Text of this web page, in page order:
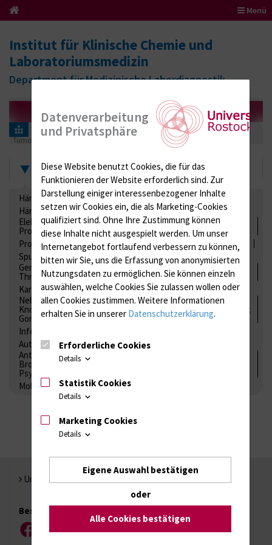
Menü
Institut für Klinische Chemie und
Laboratoriumsmedizin
Department für Medizinische Labordiagnostik
Informationen für Einsender
Ringversuchszertifikate
Tumormarker
292 (Tumormarker)
Zertifikate
Hämatologie / Anämie
Retikulozyten
Hämoglobinelektrophorese
Liquordiagnostik
Elektrolyte, Enzyme, Substrate, Metabolite, Blutalkohol,
Proteine
Proteine
Lipide / Lipoproteine Niere / Harnwege
Stuhl
Spurenelemente
Säuren-Basen-Status
Gerinnung / Gerinnungsaktivierung / Gerinnungsfaktoren /
Thrombozytenfunktion / Antikoagulation
Kardiale Marker
Tumormarker
Interleukine
Nebenniere / Niere; Nebenschilddrüse ( Ca-Stoffwechsel /
Knochen; Hypophyse / Wachstum; Gestroinaltrakt / Vitamine;
Gonaden / Zyklus / Sterilität
Infektionsserologie
Autoimmundiagnostik
Antibiotika, Zystostatika, Immunsuppressiva, Amaleptika,
Bronchospasmolytika, Antiepileptika, Kardiaka,
Psychpharmaka
Molekulare Diagnostik
Universität Rostock
Besuchen Sie uns
FacebookInstagramYouTubeLinkedIn
Xing
Datenverarbeitung
und Privatsphäre
Diese Website benutzt Cookies, die für das
Funktionieren der Website erforderlich sind. Zur
Darstellung einiger interessenbezogener Inhalte
setzen wir Cookies ein, die als Marketing-Cookies
qualifiziert sind. Ohne Ihre Zustimmung können
diese Inhalte nicht ausgespielt werden. Um unser
Internetangebot fortlaufend verbessern zu können,
bitten wir Sie, uns die Erfassung von anonymisierten
Nutzungsdaten zu ermöglichen. Sie können einzeln
auswählen, welche Cookies Sie zulassen wollen oder
allen Cookies zustimmen. Weitere Informationen
erhalten Sie in unserer Datenschutzerklärung.
Erforderliche Cookies
Details
Statistik Cookies
Details
Marketing Cookies
Details
Eigene Auswahl bestätigen
oder
Alle Cookies bestätigen